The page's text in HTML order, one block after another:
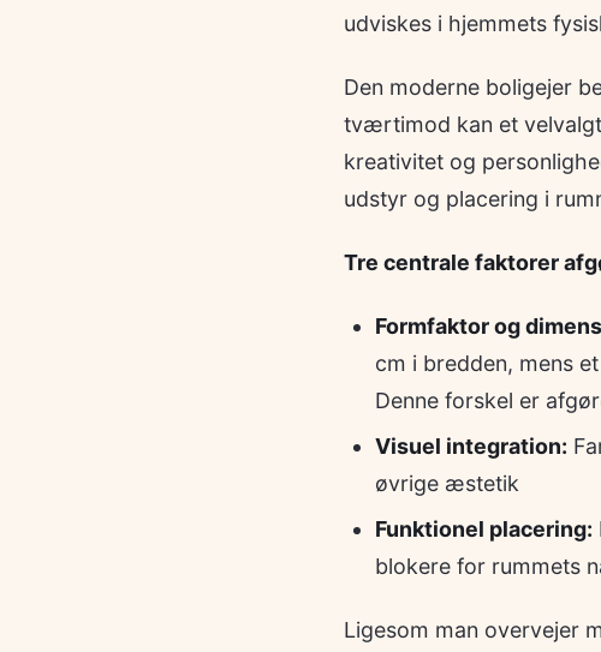
udviskes i hjemmets
Den moderne boligejer
tværtimod kan et
kreativitet og
udstyr og placering i
Tre centrale faktorer
Formfaktor og
cm i bredden, mens
Denne forskel er
Visuel integration:
øvrige æstetik
Funktionel placering:
blokere for rummets
Ligesom man overvejer